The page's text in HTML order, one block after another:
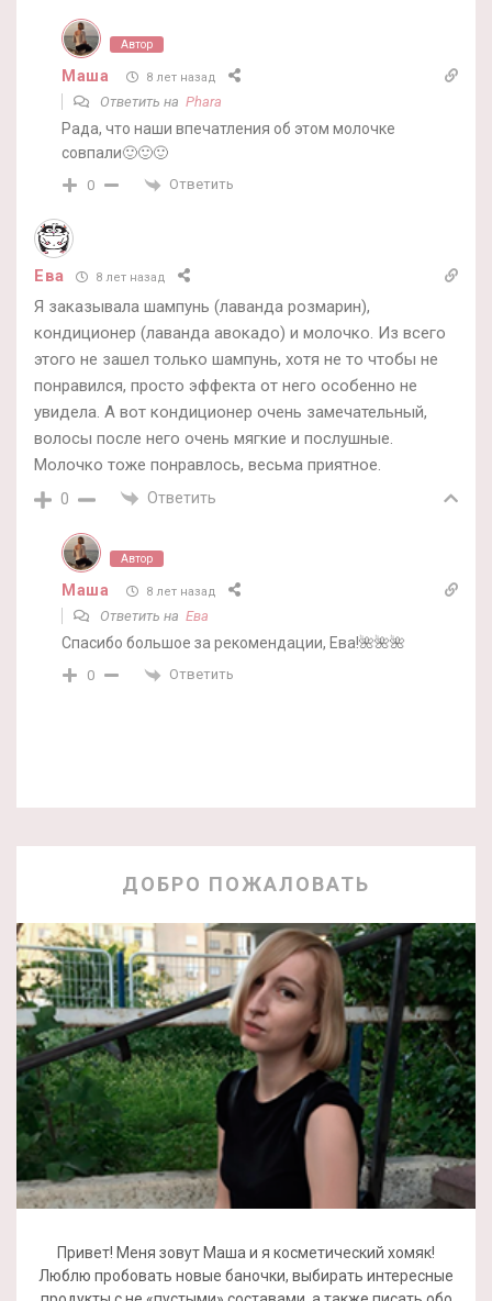
Автор
Маша 8 лет назад
Ответить на Phara
Рада, что наши впечатления об этом молочке
совпали🙂🙂🙂
0 Ответить
Ева 8 лет назад
Я заказывала шампунь (лаванда розмарин),
кондиционер (лаванда авокадо) и молочко. Из всего
этого не зашел только шампунь, хотя не то чтобы не
понравился, просто эффекта от него особенно не
увидела. А вот кондиционер очень замечательный,
волосы после него очень мягкие и послушные.
Молочко тоже понравлось, весьма приятное.
0 Ответить
Автор
Маша 8 лет назад
Ответить на Ева
Спасибо большое за рекомендации, Ева!🌺🌺🌺
0 Ответить
ДОБРО ПОЖАЛОВАТЬ
Привет! Меня зовут Маша и я косметический хомяк!
Люблю пробовать новые баночки, выбирать интересные